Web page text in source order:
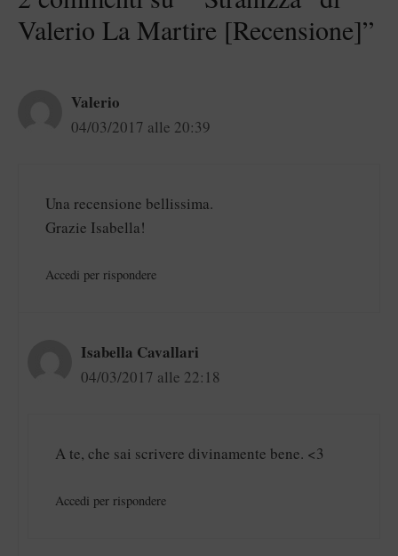
Valerio La Martire [Recensione]”
Valerio
04/03/2017 alle 20:39
Una recensione bellissima.
Grazie Isabella!
Accedi per rispondere
Isabella Cavallari
04/03/2017 alle 22:18
A te, che sai scrivere divinamente bene. <3
Accedi per rispondere